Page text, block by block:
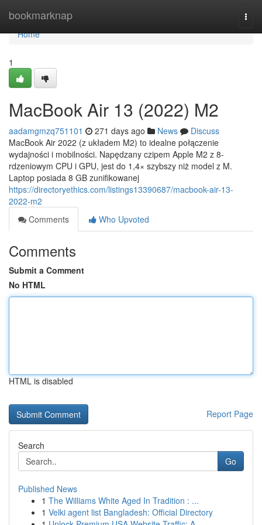
bookmarknap
Home
Home
1
MacBook Air 13 (2022) M2
aadamgmzq751101 271 days ago News
Discuss
MacBook Air 2022 (z układem M2) to idealne połączenie
wydajności i mobilności. Napędzany czipem Apple M2 z 8-
rdzeniowym CPU i GPU, jest do 1,4× szybszy niż model z M.
Laptop posiada 8 GB zunifikowanej
https://directoryethics.com/listings13390687/macbook-air-13-
2022-m2
Comments
Who Upvoted
Comments
Submit a Comment
No HTML
HTML is disabled
Report Page
Search
Go
Published News
1 The Williams White Aged In Tradition : ...
1 Velki agent list Bangladesh: Official Directory